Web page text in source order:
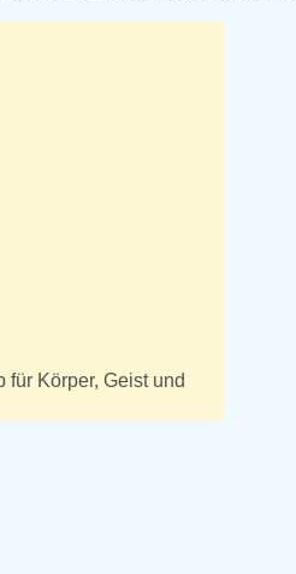
Körper, Geist und